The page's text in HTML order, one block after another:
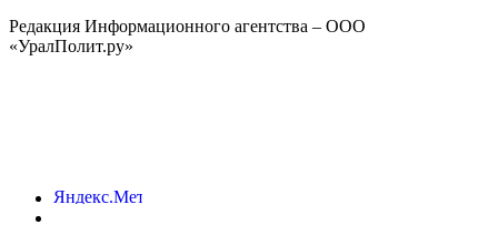
Редакция Информационного агентства – ООО
«УралПолит.ру»